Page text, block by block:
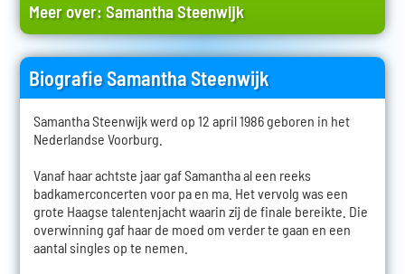
Meer over:Samantha Steenwijk
Biografie Samantha Steenwijk
Samantha Steenwijk werd op 12 april 1986 geboren in het
Nederlandse Voorburg.
Vanaf haar achtste jaar gaf Samantha al een reeks
badkamerconcerten voor pa en ma. Het vervolg was een
grote Haagse talentenjacht waarin zij de finale bereikte. Die
overwinning gaf haar de moed om verder te gaan en een
aantal singles op te nemen.